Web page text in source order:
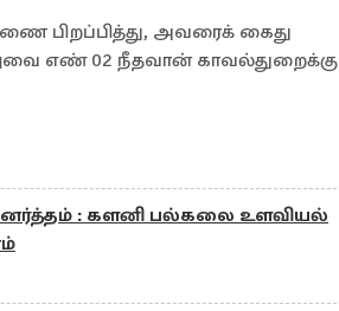
பிறப்பித்து, அவரைக் கைது
எண் 02 நீதவான் காவல்துறைக்கு
: களனி பல்கலை உளவியல்